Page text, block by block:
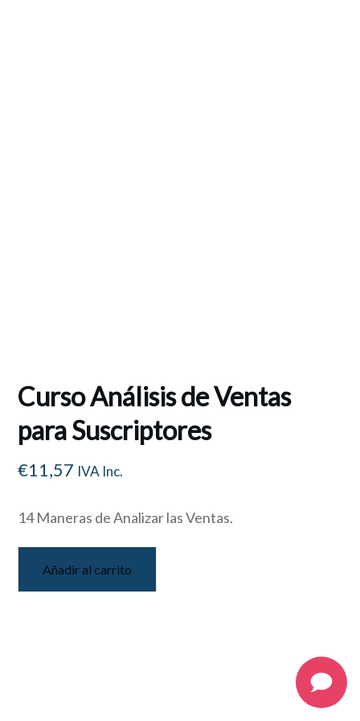
Curso Análisis de Ventas
para Suscriptores
€11,57 IVA Inc.
14 Maneras de Analizar las Ventas.
Añadir al carrito